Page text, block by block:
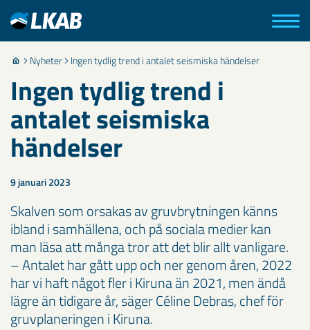
Nyheter Ingen tydlig trend i antalet seismiska händelser
Ingen tydlig trend i
antalet seismiska
händelser
9 januari 2023
Skalven som orsakas av gruvbrytningen känns
ibland i samhällena, och på sociala medier kan
man läsa att många tror att det blir allt vanligare.
– Antalet har gått upp och ner genom åren, 2022
har vi haft något fler i Kiruna än 2021, men ändå
lägre än tidigare år, säger Céline Debras, chef för
gruvplaneringen i Kiruna.